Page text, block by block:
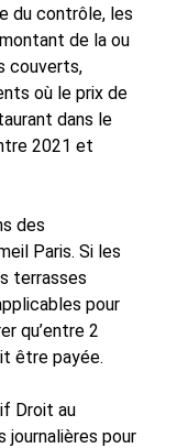
du contrôle, les
de la ou
couverts,
où le prix de
dans le
2021 et
des
Paris. Si les
terrasses
pour
qu’entre 2
être payée.
Droit au
journalières pour